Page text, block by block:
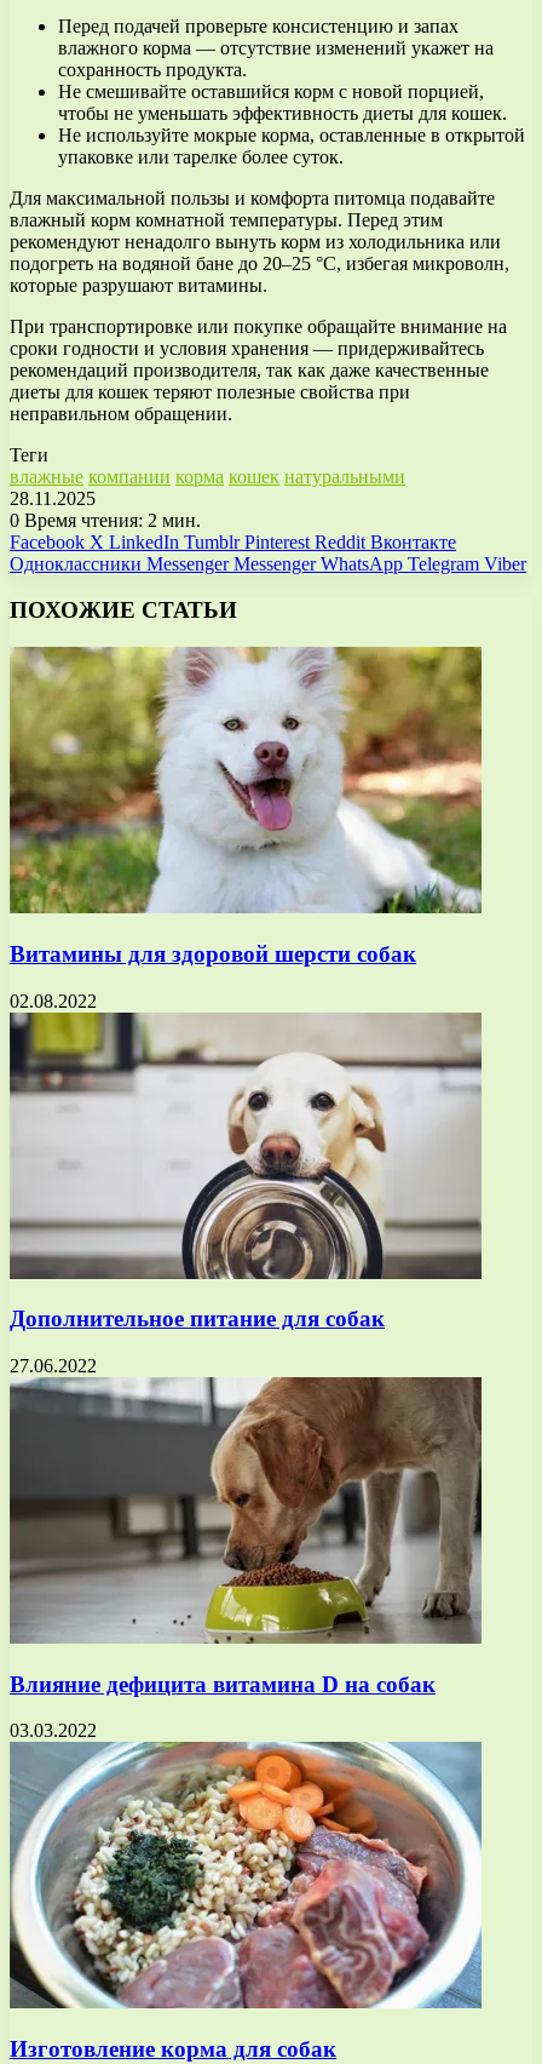
Перед подачей проверьте консистенцию и запах
влажного корма — отсутствие изменений укажет на
сохранность продукта.
Не смешивайте оставшийся корм с новой порцией,
чтобы не уменьшать эффективность диеты для кошек.
Не используйте мокрые корма, оставленные в открытой
упаковке или тарелке более суток.
Для максимальной пользы и комфорта питомца подавайте
влажный корм комнатной температуры. Перед этим
рекомендуют ненадолго вынуть корм из холодильника или
подогреть на водяной бане до 20–25 °C, избегая микроволн,
которые разрушают витамины.
При транспортировке или покупке обращайте внимание на
сроки годности и условия хранения — придерживайтесь
рекомендаций производителя, так как даже качественные
диеты для кошек теряют полезные свойства при
неправильном обращении.
Теги
влажные компании корма кошек натуральными
28.11.2025
0 Время чтения: 2 мин.
Facebook X LinkedIn Tumblr Pinterest Reddit Вконтакте
Одноклассники Messenger Messenger WhatsApp Telegram Viber
ПОХОЖИЕ СТАТЬИ
Витамины для здоровой шерсти собак
02.08.2022
Дополнительное питание для собак
27.06.2022
Влияние дефицита витамина D на собак
03.03.2022
Изготовление корма для собак